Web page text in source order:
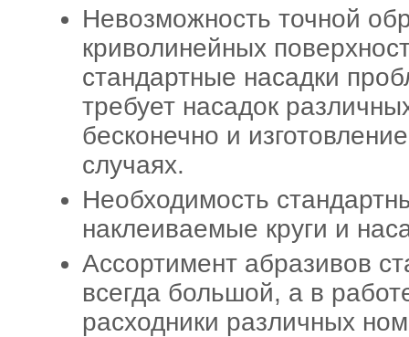
Невозможность точной
криволинейных
стандартные насадки
требует насадок
бесконечно и
случаях.
Необходимость
наклеиваемые круги и
Ассортимент абразивов
всегда большой, а в
расходники различных